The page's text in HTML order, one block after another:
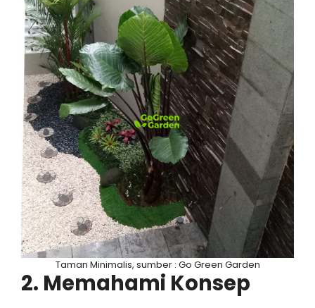
Taman Minimalis, sumber : Go Green Garden
2. Memahami Konsep